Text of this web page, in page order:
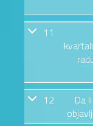
11
12
Da